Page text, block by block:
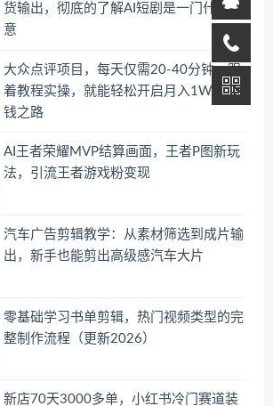
货输出，彻底的了解AI短剧是一门什么生
意
大众点评项目，每天仅需20-40分钟，跟
着教程实操，就能轻松开启月入1W+賺
钱之路
AI王者荣耀MVP结算画面，王者P图新玩
法，引流王者游戏粉变现
汽车广告剪辑教学：从素材筛选到成片输
出，新手也能剪出高级感汽车大片
零基础学习书单剪辑，热门视频类型的完
整制作流程（更新2026）
新店70天3000多单，小红书冷门赛道装